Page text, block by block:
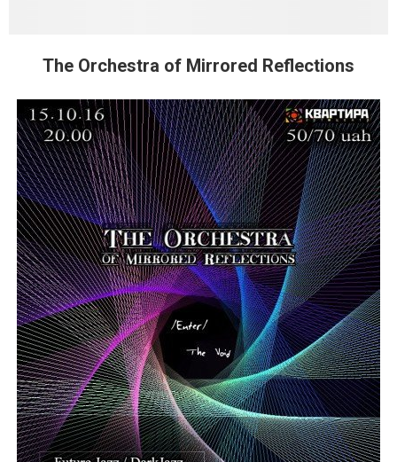
The Orchestra of Mirrored Reflections